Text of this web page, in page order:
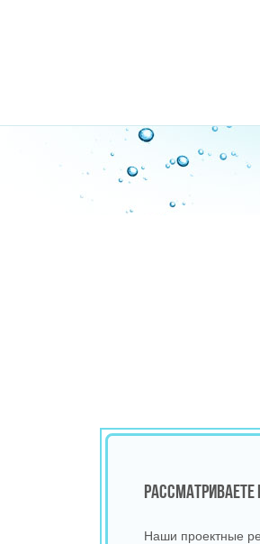
Наши проектные